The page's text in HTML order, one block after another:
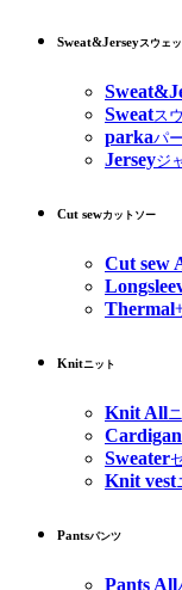
Sweat&Jerseyスウェ
Sweatス
parkaパ
Jerseyジ
Cut sewカットソー
Cut sew
Thermal
Knitニット
Knit All
Sweater
Knit vest
Pantsパンツ
Pants All